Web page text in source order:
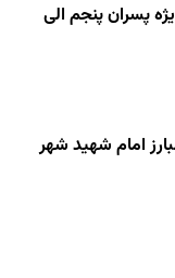
پسران پنجم الی
امام شهید شهر